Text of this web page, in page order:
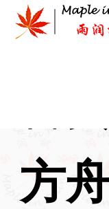
content
方